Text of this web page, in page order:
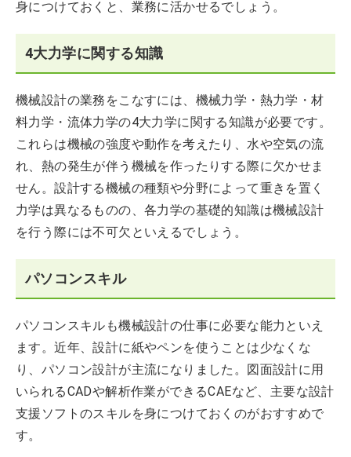
身につけておくと、業務に活かせるでしょう。
4大力学に関する知識
機械設計の業務をこなすには、機械力学・熱力学・材
料力学・流体力学の4大力学に関する知識が必要です。
これらは機械の強度や動作を考えたり、水や空気の流
れ、熱の発生が伴う機械を作ったりする際に欠かせま
せん。設計する機械の種類や分野によって重きを置く
力学は異なるものの、各力学の基礎的知識は機械設計
を行う際には不可欠といえるでしょう。
パソコンスキル
パソコンスキルも機械設計の仕事に必要な能力といえ
ます。近年、設計に紙やペンを使うことは少なくな
り、パソコン設計が主流になりました。図面設計に用
いられるCADや解析作業ができるCAEなど、主要な設計
支援ソフトのスキルを身につけておくのがおすすめで
す。